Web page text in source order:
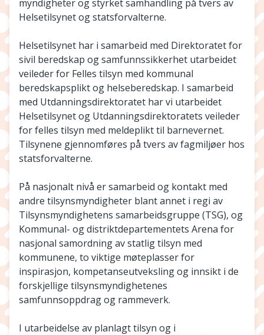
myndigheter og styrket samhandling på tvers av
Helsetilsynet og statsforvalterne.
Helsetilsynet har i samarbeid med Direktoratet for
sivil beredskap og samfunnssikkerhet utarbeidet
veileder for Felles tilsyn med kommunal
beredskapsplikt og helseberedskap. I samarbeid
med Utdanningsdirektoratet har vi utarbeidet
Helsetilsynet og Utdanningsdirektoratets veileder
for felles tilsyn med meldeplikt til barnevernet.
Tilsynene gjennomføres på tvers av fagmiljøer hos
statsforvalterne.
På nasjonalt nivå er samarbeid og kontakt med
andre tilsynsmyndigheter blant annet i regi av
Tilsynsmyndighetens samarbeidsgruppe (TSG), og
Kommunal- og distriktdepartementets Arena for
nasjonal samordning av statlig tilsyn med
kommunene, to viktige møteplasser for
inspirasjon, kompetanseutveksling og innsikt i de
forskjellige tilsynsmyndighetenes
samfunnsoppdrag og rammeverk.
I utarbeidelse av planlagt tilsyn og i